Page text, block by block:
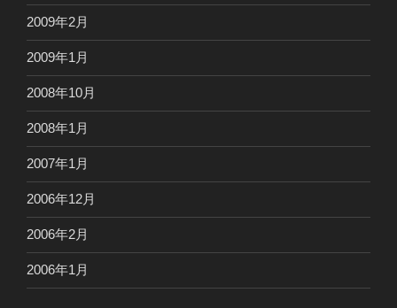
2009年2月
2009年1月
2008年10月
2008年1月
2007年1月
2006年12月
2006年2月
2006年1月